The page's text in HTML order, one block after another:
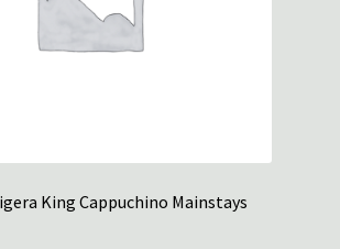
King Cappuchino Mainstays